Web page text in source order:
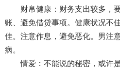
财帛健康：财务支出较多，要
账、避免借贷事项。健康状况不
佳。注意作息，避免恶化。男注
病。
情爱：不能说的秘密，或许是